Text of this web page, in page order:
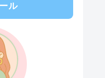
ル